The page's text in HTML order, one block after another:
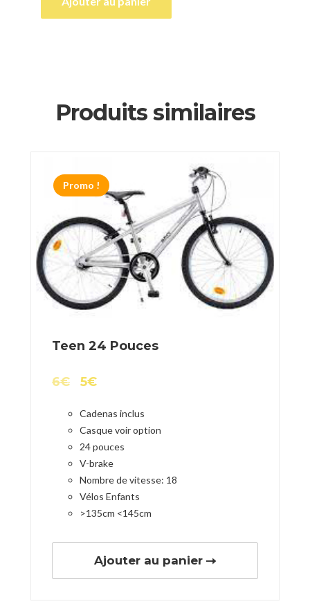
Produits similaires
Promo !
Teen 24 Pouces
6€ 5€
Cadenas inclus
Casque voir option
24 pouces
V-brake
Nombre de vitesse: 18
Vélos Enfants
>135cm <145cm
Ajouter au panier